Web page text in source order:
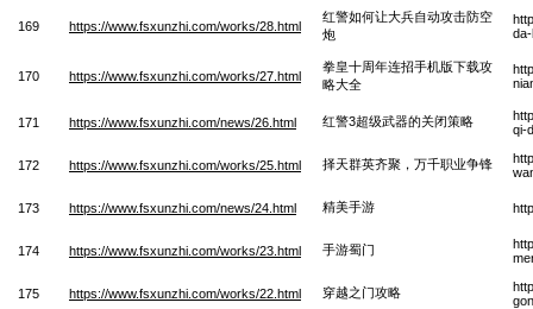
169 https://www.fsxunzhi.com/works/28.html
红警如何让大兵自动攻击防空
炮
170 https://www.fsxunzhi.com/works/27.html
拳皇十周年连招手机版下载攻
略大全
171 https://www.fsxunzhi.com/news/26.html 红警3超级武器的关闭策略
qi-
172 https://www.fsxunzhi.com/works/25.html 择天群英齐聚，万千职业争锋
173 https://www.fsxunzhi.com/news/24.html 精美手游
174 https://www.fsxunzhi.com/works/23.html 手游蜀门
175 https://www.fsxunzhi.com/works/22.html 穿越之门攻略